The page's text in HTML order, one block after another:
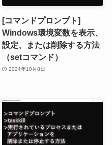
[コマンドプロンプト]
Windows環境変数を表示、
設定、または削除する方法
（setコマンド）
2024年10月8日